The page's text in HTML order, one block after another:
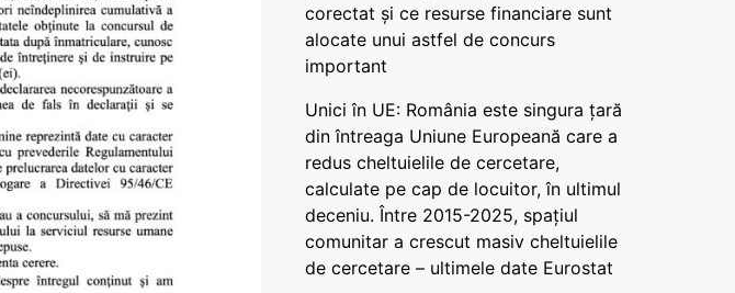
corectat și ce resurse financiare sunt
alocate unui astfel de concurs
important
Unici în UE: România este singura țară
din întreaga Uniune Europeană care a
redus cheltuielile de cercetare,
calculate pe cap de locuitor, în ultimul
deceniu. Între 2015-2025, spațiul
comunitar a crescut masiv cheltuielile
de cercetare – ultimele date Eurostat